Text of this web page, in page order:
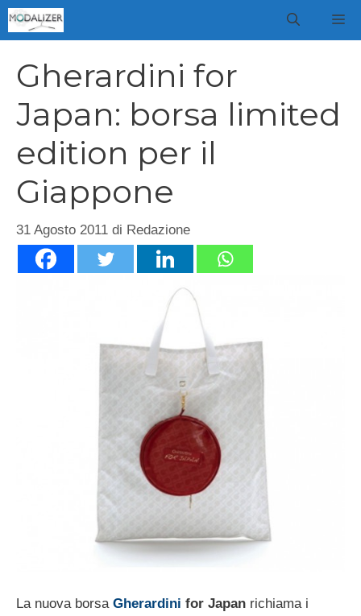
Vai
al
Gherardini for
Japan: borsa limited
edition per il
Giappone
31 Agosto 2011 di Redazione
La nuova borsa Gherardini for Japan richiama i